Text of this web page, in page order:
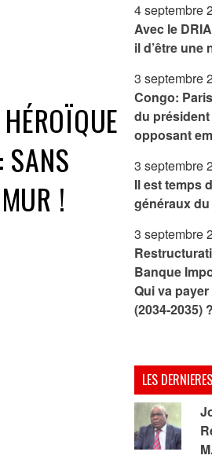
SANS
!
4 septembre
Avec le
il d’être une
3 septembre
Congo:
du
opposant
3 septembre
Il est temps
généraux
3 septembre
Banque
Qui va
(2034-2035) ?
LES